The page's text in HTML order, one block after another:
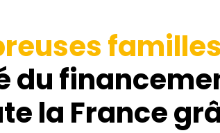
familles
du
la France